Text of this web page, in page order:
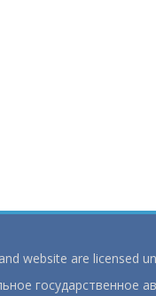
website are licensed
государственное